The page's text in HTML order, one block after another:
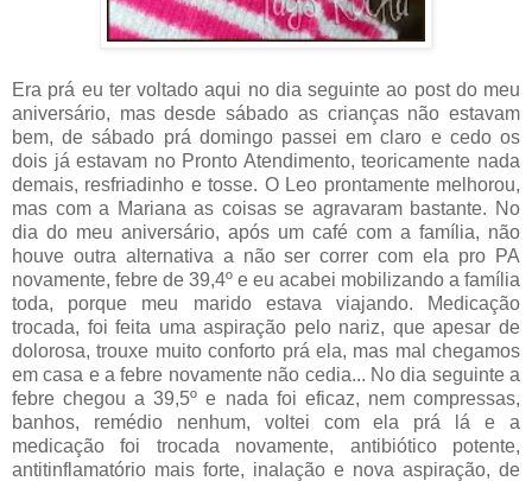
Era prá eu ter voltado aqui no dia seguinte ao post do meu
aniversário, mas desde sábado as crianças não estavam
bem, de sábado prá domingo passei em claro e cedo os
dois já estavam no Pronto Atendimento, teoricamente nada
demais, resfriadinho e tosse. O Leo prontamente melhorou,
mas com a Mariana as coisas se agravaram bastante. No
dia do meu aniversário, após um café com a família, não
houve outra alternativa a não ser correr com ela pro PA
novamente, febre de 39,4º e eu acabei mobilizando a família
toda, porque meu marido estava viajando. Medicação
trocada, foi feita uma aspiração pelo nariz, que apesar de
dolorosa, trouxe muito conforto prá ela, mas mal chegamos
em casa e a febre novamente não cedia... No dia seguinte a
febre chegou a 39,5º e nada foi eficaz, nem compressas,
banhos, remédio nenhum, voltei com ela prá lá e a
medicação foi trocada novamente, antibiótico potente,
antitinflamatório mais forte, inalação e nova aspiração, de